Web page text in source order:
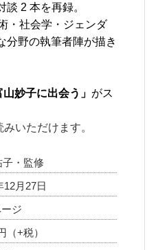
談 2 本を再録。
・社会学・ジェンダ
分野の執筆者陣が描き
妙子に出会う」 がス
いただけます。
子・監修
12月27日
ジ
（+税）